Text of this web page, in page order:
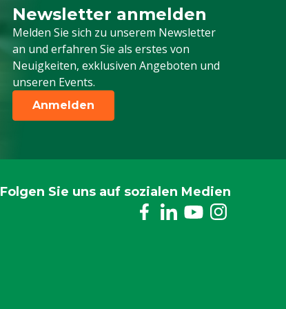
Newsletter anmelden
Melden Sie sich zu unserem Newsletter
an und erfahren Sie als erstes von
Neuigkeiten, exklusiven Angeboten und
unseren Events.
Melden Sie sich für unseren Newsletter
Anmelden
Folgen Sie uns auf sozialen Medien